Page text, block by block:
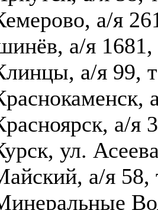
а/я
а/я
а/я 99,
а/я
ул.
а/я 58,